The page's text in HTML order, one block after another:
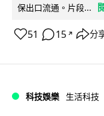
保出口流通。片段...
51 15 ↗ 分
科技娛樂 生活科技